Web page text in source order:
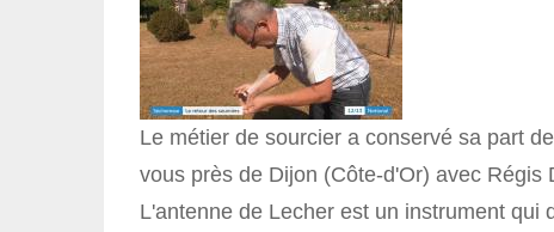
Le métier de sourcier a conservé sa part
vous près de Dijon (Côte-d'Or) avec
L'antenne de Lecher est un instrument qui